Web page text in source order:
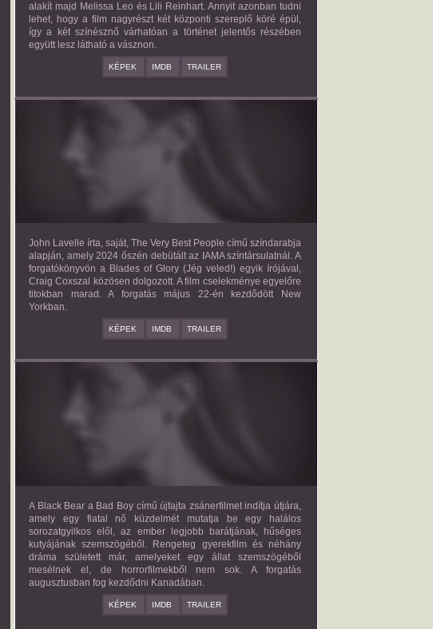
alakít majd Melissa Leo és Lili Reinhart. Annyit azonban tudni
lehet, hogy a film nagyrészt két központi szereplő köré épül,
így a két színésznő várhatóan a történet jelentős részében
együtt lesz látható a vásznon.
KÉPEK IMDB TRAILER
THE VERY BEST PEOPLE
John Lavelle írta, saját, The Very Best People című színdarabja
alapján, amely 2024 őszén debütált az IAMA színtársulatnál. A
forgatókönyvön a Blades of Glory (Jég veled!) egyik írójával,
Craig Coxszal közösen dolgozott. A film cselekménye egyelőre
titokban marad. A forgatás május 22-én kezdődött New
Yorkban.
KÉPEK IMDB TRAILER
BAD BOY
A Black Bear a Bad Boy című újfajta zsánerfilmet indítja útjára,
amely egy fiatal nő küzdelmét mutatja be egy halálos
sorozatgyilkos elől, az ember legjobb barátjának, hűséges
kutyájának szemszögéből. Rengeteg gyerekfilm és néhány
dráma született már, amelyeket egy állat szemszögéből
mesélnek el, de horrorfilmekből nem sok. A forgatás
augusztusban fog kezdődni Kanadában.
KÉPEK IMDB TRAILER